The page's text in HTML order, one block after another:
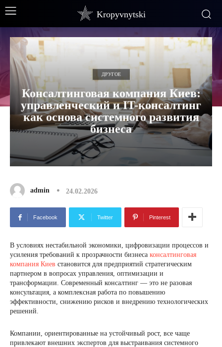
Kropyvnytski
ДРУГОЕ
Консалтинговая компания Киев:
управленческий и IT-консалтинг
как основа системного развития
бизнеса
admin 24.02.2026
Facebook Twitter Pinterest
В условиях нестабильной экономики, цифровизации процессов и
усиления требований к прозрачности бизнеса консалтинговая
компания Киев становится для предприятий стратегическим
партнером в вопросах управления, оптимизации и
трансформации. Современный консалтинг — это не разовая
консультация, а комплексная работа по повышению
эффективности, снижению рисков и внедрению технологических
решений.
Компании, ориентированные на устойчивый рост, все чаще
привлекают внешних экспертов для выстраивания системного